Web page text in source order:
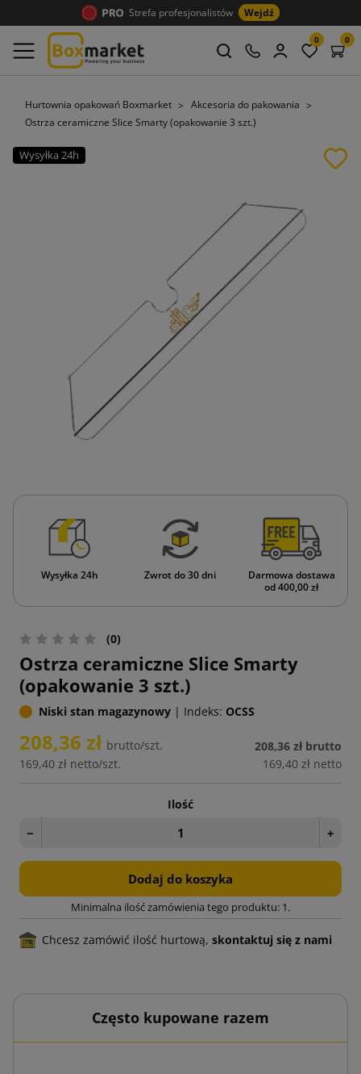
Strefa profesjonalistów Wejdź
0 0
Hurtownia opakowań Boxmarket
Akcesoria do pakowania
Ostrza ceramiczne Slice Smarty (opakowanie 3 szt.)
Wysyłka 24h
Wysyłka 24h Zwrot do 30 dni
Darmowa dostawa
od 400,00 zł
(0)
Ostrza ceramiczne Slice Smarty
(opakowanie 3 szt.)
Niski stan magazynowy | Indeks: OCSS
208,36 zł brutto/szt.
169,40 zł netto/szt.
208,36 zł brutto
169,40 zł netto
Ilość
− +
Dodaj do koszyka
Minimalna ilość zamówienia tego produktu: 1.
Chcesz zamówić ilość hurtową, skontaktuj się z nami
Często kupowane razem